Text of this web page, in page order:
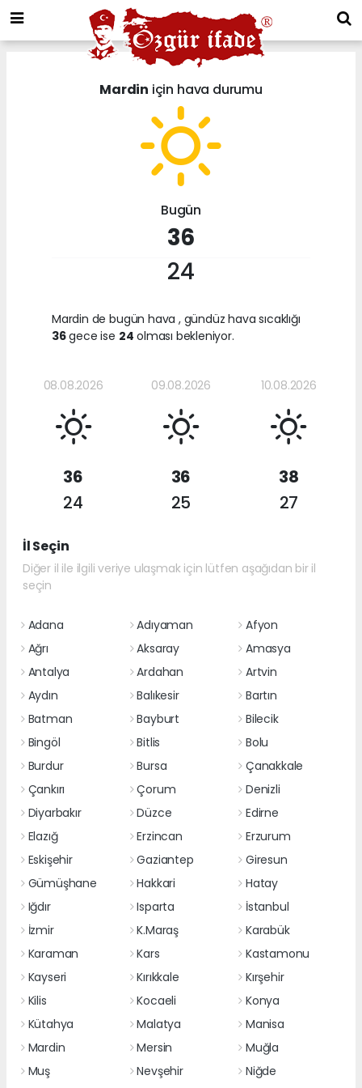
Mardin için hava durumu
Bugün
36
24
Mardin de bugün hava , gündüz hava sıcaklığı
36gece ise 24 olması bekleniyor.
08.08.2026
36
24
09.08.2026
36
25
10.08.2026
38
27
İl Seçin
Diğer il ile ilgili veriye ulaşmak için lütfen aşağıdan bir il
seçin
Adana Adıyaman
Afyon
Ağrı
Aksaray
Amasya
Antalya
Ardahan
Artvin
Aydın
Balıkesir
Bartın
Batman
Bayburt
Bilecik
Bingöl
Bitlis
Bolu
Burdur
Bursa
Çanakkale
Çankırı
Çorum
Denizli
Diyarbakır
Düzce
Edirne
Elazığ
Erzincan
Erzurum
Eskişehir
Gaziantep
Giresun
Gümüşhane
Hakkari
Hatay
Iğdır
Isparta
İstanbul
İzmir
K.Maraş
Karabük
Karaman
Kars
Kastamonu
Kayseri
Kırıkkale
Kırşehir
Kilis
Kocaeli
Konya
Kütahya
Malatya
Manisa
Mardin
Mersin
Muğla
Muş
Nevşehir
Niğde